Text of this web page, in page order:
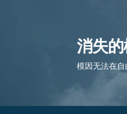
消失
模因无法在